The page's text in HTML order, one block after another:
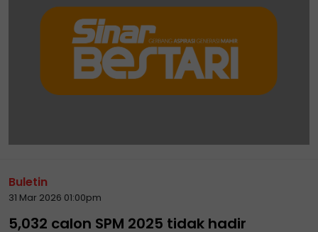
Buletin
31 Mar 2026 01:00pm
5,032 calon SPM 2025 tidak hadir